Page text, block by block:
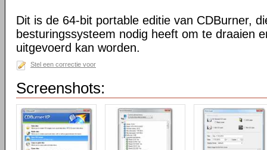
Dit is de 64-bit portable editie van CDBurner,
besturingssysteem nodig heeft om te draaien
uitgevoerd kan worden.
Stel een correctie voor
Screenshots: